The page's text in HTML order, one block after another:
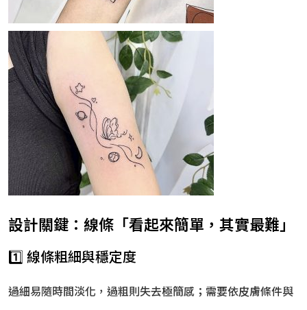
設計關鍵：線條「看起來簡單，其實最難」
1️⃣ 線條粗細與穩定度
過細易隨時間淡化，過粗則失去極簡感；需要依皮膚條件與